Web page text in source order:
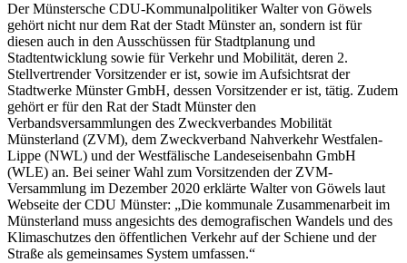
Der Münstersche CDU-Kommunalpolitiker Walter von Göwels
gehört nicht nur dem Rat der Stadt Münster an, sondern ist für
diesen auch in den Ausschüssen für Stadtplanung und
Stadtentwicklung sowie für Verkehr und Mobilität, deren 2.
Stellvertrender Vorsitzender er ist, sowie im Aufsichtsrat der
Stadtwerke Münster GmbH, dessen Vorsitzender er ist, tätig. Zudem
gehört er für den Rat der Stadt Münster den
Verbandsversammlungen des Zweckverbandes Mobilität
Münsterland (ZVM), dem Zweckverband Nahverkehr Westfalen-
Lippe (NWL) und der Westfälische Landeseisenbahn GmbH
(WLE) an. Bei seiner Wahl zum Vorsitzenden der ZVM-
Versammlung im Dezember 2020 erklärte Walter von Göwels laut
Webseite der CDU Münster: „Die kommunale Zusammenarbeit im
Münsterland muss angesichts des demografischen Wandels und des
Klimaschutzes den öffentlichen Verkehr auf der Schiene und der
Straße als gemeinsames System umfassen.“